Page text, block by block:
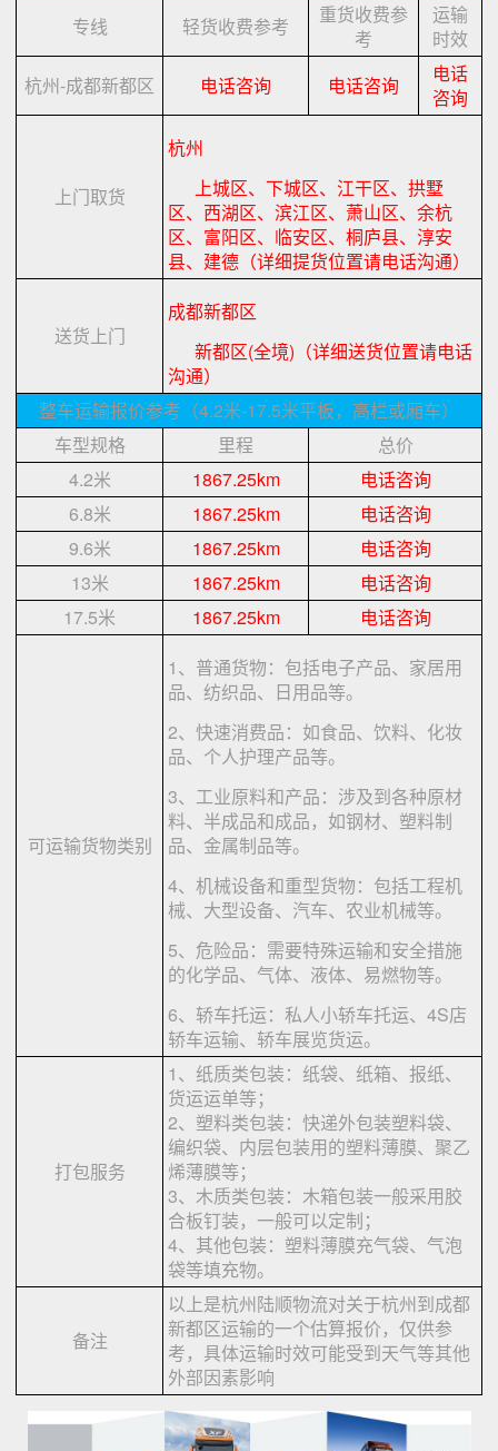
专线
轻货收费参考
重货收费参
考
运输
时效
杭州-成都新都区
电话咨询 电话咨询
电话
咨询
上门取货
杭州
上城区、下城区、江干区、拱墅
区、西湖区、滨江区、萧山区、余杭
区、富阳区、临安区、桐庐县、淳安
县、建德（详细提货位置请电话沟通）
送货上门
成都新都区
新都区(全境)（详细送货位置请电话
沟通）
整车运输报价参考（4.2米-17.5米平板，高栏或厢车）
车型规格
里程
总价
4.2米
1867.25km
电话咨询
6.8米
1867.25km
电话咨询
9.6米
1867.25km
电话咨询
13米
1867.25km
电话咨询
17.5米
1867.25km 电话咨询
可运输货物类别
1、普通货物：包括电子产品、家居用
品、纺织品、日用品等。
2、快速消费品：如食品、饮料、化妆
品、个人护理产品等。
3、工业原料和产品：涉及到各种原材
料、半成品和成品，如钢材、塑料制
品、金属制品等。
4、机械设备和重型货物：包括工程机
械、大型设备、汽车、农业机械等。
5、危险品：需要特殊运输和安全措施
的化学品、气体、液体、易燃物等。
6、轿车托运：私人小轿车托运、4S店
轿车运输、轿车展览货运。
打包服务
1、纸质类包装：纸袋、纸箱、报纸、
货运运单等；
2、塑料类包装：快递外包装塑料袋、
编织袋、内层包装用的塑料薄膜、聚乙
烯薄膜等；
3、木质类包装：木箱包装一般采用胶
合板钉装，一般可以定制；
4、其他包装：塑料薄膜充气袋、气泡
袋等填充物。
备注
以上是杭州陆顺物流对关于杭州到成都
新都区运输的一个估算报价，仅供参
考，具体运输时效可能受到天气等其他
外部因素影响